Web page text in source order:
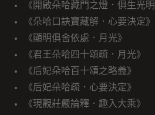
《開啟朵哈藏門之燈．俱生光明
《朵哈口訣寶藏解．心要決定》
《顯明俱舍依處．月光》
《君王朵哈四十頌疏．月光》
《后妃朵哈百十頌之略義》
《后妃朵哈疏．心要決定》
《現觀莊嚴論釋．趣入大乘》